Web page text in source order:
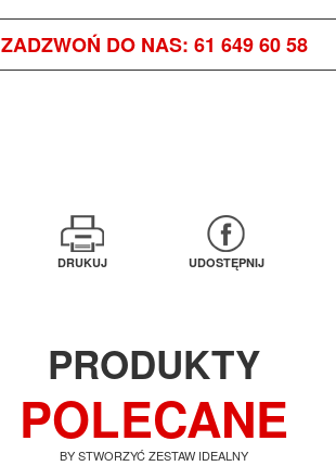
ZADZWOŃ DO NAS: 61 649 60 58
DRUKUJ UDOSTĘPNIJ
PRODUKTY
POLECANE
BY STWORZYĆ ZESTAW IDEALNY